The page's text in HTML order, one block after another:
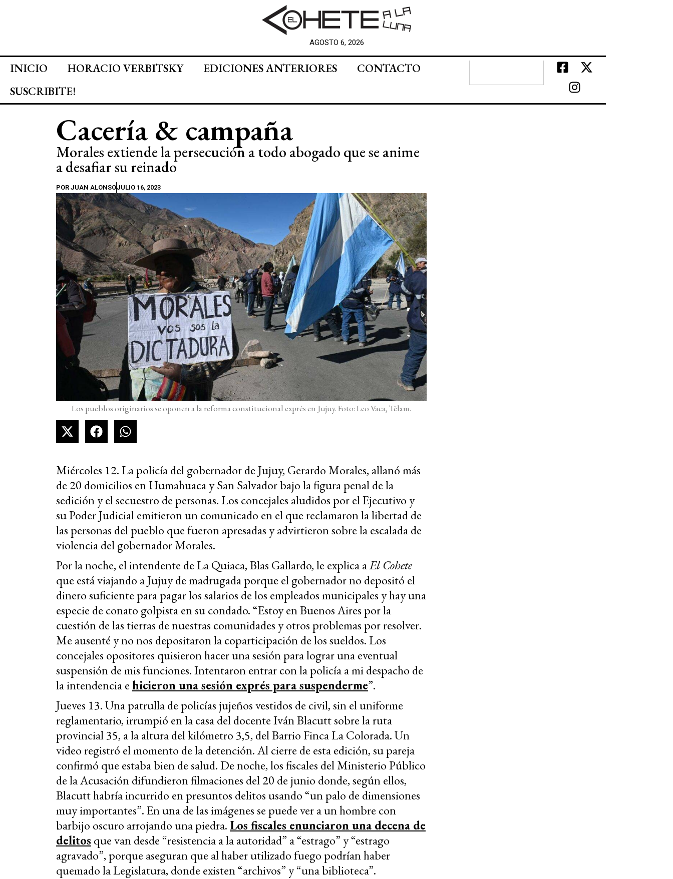
AGOSTO 6, 2026
INICIO HORACIO VERBITSKY EDICIONES ANTERIORES
CONTACTO
SUSCRIBITE!
Cacería & campaña
Morales extiende la persecución a todo abogado que se anime
a desafiar su reinado
POR JUAN ALONSOJULIO 16, 2023
Los pueblos originarios se oponen a la reforma constitucional exprés en Jujuy. Foto: Leo Vaca, Télam.
Miércoles 12. La policía del gobernador de Jujuy, Gerardo Morales, allanó más
de 20 domicilios en Humahuaca y San Salvador bajo la figura penal de la
sedición y el secuestro de personas. Los concejales aludidos por el Ejecutivo y
su Poder Judicial emitieron un comunicado en el que reclamaron la libertad de
las personas del pueblo que fueron apresadas y advirtieron sobre la escalada de
violencia del gobernador Morales.
Por la noche, el intendente de La Quiaca, Blas Gallardo, le explica aEl Cohete
que está viajando a Jujuy de madrugada porque el gobernador no depositó el
dinero suficiente para pagar los salarios de los empleados municipales y hay una
especie de conato golpista en su condado. “Estoy en Buenos Aires por la
cuestión de las tierras de nuestras comunidades y otros problemas por resolver.
Me ausenté y no nos depositaron la coparticipación de los sueldos. Los
concejales opositores quisieron hacer una sesión para lograr una eventual
suspensión de mis funciones. Intentaron entrar con la policía a mi despacho de
la intendencia ehicieron una sesión exprés para suspenderme”.
Jueves 13. Una patrulla de policías jujeños vestidos de civil, sin el uniforme
reglamentario, irrumpió en la casa del docente Iván Blacutt sobre la ruta
provincial 35, a la altura del kilómetro 3,5, del Barrio Finca La Colorada. Un
video registró el momento de la detención. Al cierre de esta edición, su pareja
confirmó que estaba bien de salud. De noche, los fiscales del Ministerio Público
de la Acusación difundieron filmaciones del 20 de junio donde, según ellos,
Blacutt habría incurrido en presuntos delitos usando “un palo de dimensiones
muy importantes”. En una de las imágenes se puede ver a un hombre con
barbijo oscuro arrojando una piedra. Los fiscales enunciaron una decena de
delitos que van desde “resistencia a la autoridad” a “estrago” y “estrago
agravado”, porque aseguran que al haber utilizado fuego podrían haber
quemado la Legislatura, donde existen “archivos” y “una biblioteca”.